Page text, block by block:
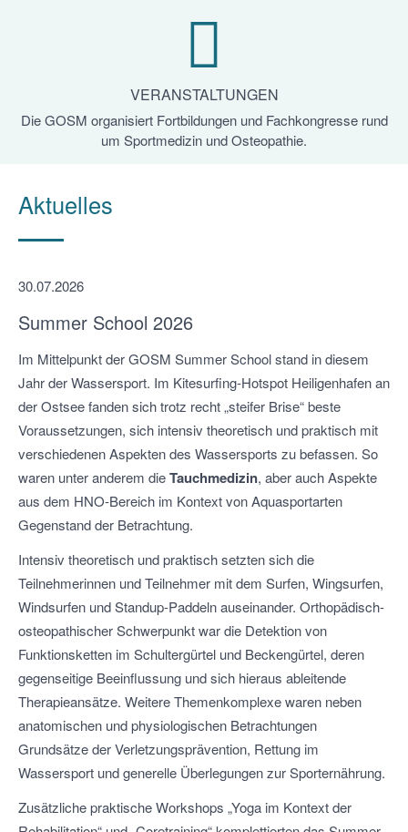
VERANSTALTUNGEN
Die GOSM organisiert Fortbildungen und Fachkongresse rund
um Sportmedizin und Osteopathie.
Aktuelles
30.07.2026
Summer School 2026
Im Mittelpunkt der GOSM Summer School stand in diesem
Jahr der Wassersport. Im Kitesurfing-Hotspot Heiligenhafen an
der Ostsee fanden sich trotz recht „steifer Brise“ beste
Voraussetzungen, sich intensiv theoretisch und praktisch mit
verschiedenen Aspekten des Wassersports zu befassen. So
waren unter anderem dieTauchmedizin, aber auch Aspekte
aus dem HNO-Bereich im Kontext von Aquasportarten
Gegenstand der Betrachtung.
Intensiv theoretisch und praktisch setzten sich die
Teilnehmerinnen und Teilnehmer mit dem Surfen, Wingsurfen,
Windsurfen und Standup-Paddeln auseinander. Orthopädisch-
osteopathischer Schwerpunkt war die Detektion von
Funktionsketten im Schultergürtel und Beckengürtel, deren
gegenseitige Beeinflussung und sich hieraus ableitende
Therapieansätze. Weitere Themenkomplexe waren neben
anatomischen und physiologischen Betrachtungen
Grundsätze der Verletzungsprävention, Rettung im
Wassersport und generelle Überlegungen zur Sporternährung.
Zusätzliche praktische Workshops „Yoga im Kontext der